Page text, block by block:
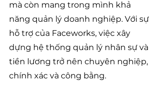
mà còn mang trong mình khả
năng quản lý doanh nghiệp. Với sự
hỗ trợ của Faceworks, việc xây
dựng hệ thống quản lý nhân sự và
tiền lương trở nên chuyên nghiệp,
chính xác và công bằng.